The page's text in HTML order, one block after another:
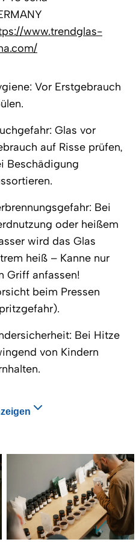
www.trendglas-
Vor Erstgebrauch
Glas vor
auf Risse prüfen,
Beschädigung
Bei
oder heißem
wird das Glas
heiß – Kanne nur
Griff anfassen!
beim Pressen
Bei Hitze
von Kindern